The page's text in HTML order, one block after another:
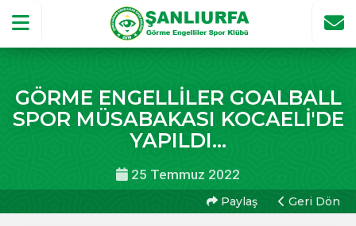
GÖRME ENGELLİLER GOALBALL
SPOR MÜSABAKASI KOCAELİ'DE
YAPILDI...
25 Temmuz 2022
Paylaş Geri Dön